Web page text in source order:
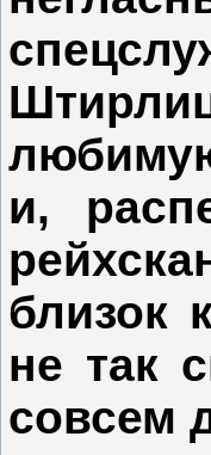
и,
близок
не так
совсем